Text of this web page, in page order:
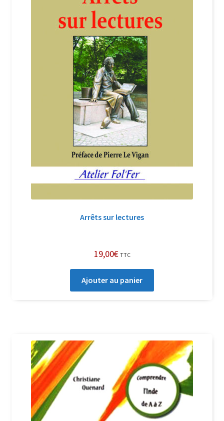
Politique de confidentialité et cookies
Qui sommes-nous ?
Soutien à Philippe Randa
Suivi de la Commande
Arrêts sur lectures
19,00€ TTC
Ajouter au panier